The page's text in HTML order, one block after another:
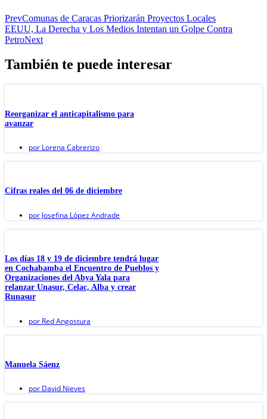
PrevComunas de Caracas Priorizarán Proyectos Locales
EEUU, La Derecha y Los Medios Intentan un Golpe Contra
PetroNext
También te puede interesar
Reorganizar el anticapitalismo para
avanzar
por Lorena Cabrerizo
Cifras reales del 06 de diciembre
por Josefina López Andrade
Los días 18 y 19 de diciembre tendrá lugar
en Cochabamba el Encuentro de Pueblos y
Organizaciones del Abya Yala para
relanzar Unasur, Celac, Alba y crear
Runasur
por Red Angostura
Manuela Sáenz
por David Nieves